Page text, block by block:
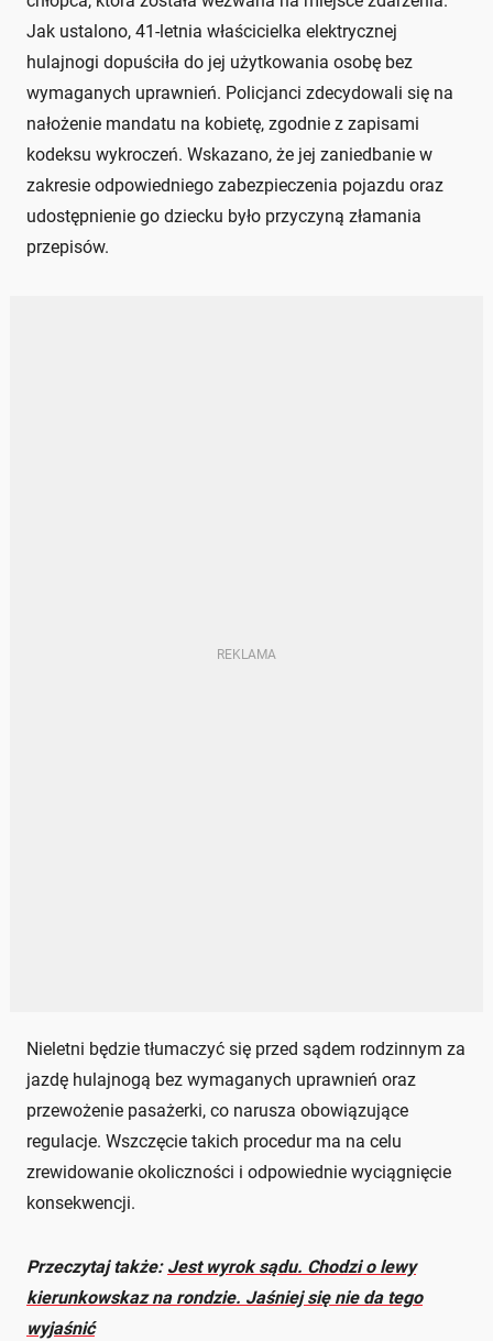
Jak ustalono, 41-letnia właścicielka elektrycznej
hulajnogi dopuściła do jej użytkowania osobę bez
wymaganych uprawnień. Policjanci zdecydowali się na
nałożenie mandatu na kobietę, zgodnie z zapisami
kodeksu wykroczeń. Wskazano, że jej zaniedbanie w
zakresie odpowiedniego zabezpieczenia pojazdu oraz
udostępnienie go dziecku było przyczyną złamania
przepisów.
Nieletni będzie tłumaczyć się przed sądem rodzinnym za
jazdę hulajnogą bez wymaganych uprawnień oraz
przewożenie pasażerki, co narusza obowiązujące
regulacje. Wszczęcie takich procedur ma na celu
zrewidowanie okoliczności i odpowiednie wyciągnięcie
konsekwencji.
Przeczytaj także: Jest wyrok sądu. Chodzi o lewy
kierunkowskaz na rondzie. Jaśniej się nie da tego
wyjaśnić